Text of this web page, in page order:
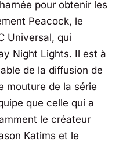
pour obtenir les
Peacock, le
Universal, qui
Night Lights. Il est à
de la diffusion de
mouture de la série
que celle qui a
le créateur
Katims et le